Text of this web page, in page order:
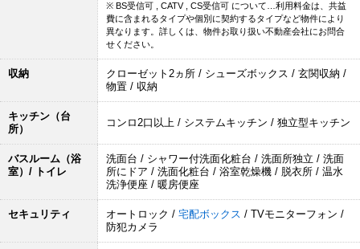
※ BS受信可 , CATV , CS受信可 について…利用料金は、共益
費に含まれるタイプや個別に契約するタイプなど物件により
異なります。詳しくは、物件お取り扱い不動産会社にお問合
せください。
収納
クローゼット2ヵ所 / シューズボックス / 玄関収納 /
物置 / 収納
キッチン（台
所）
コンロ2口以上 / システムキッチン / 独立型キッチン
バスルーム（浴
室）/ トイレ
洗面台 / シャワー付洗面化粧台 / 洗面所独立 / 洗面
所にドア / 洗面化粧台 / 浴室乾燥機 / 脱衣所 / 温水
洗浄便座 / 暖房便座
セキュリティ オートロック / 宅配ボックス / TVモニターフォン /
防犯カメラ